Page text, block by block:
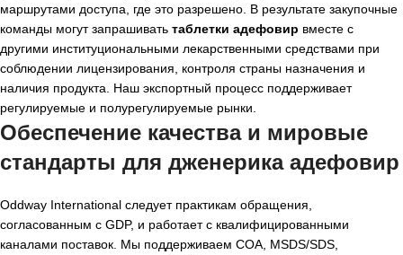
маршрутами доступа, где это разрешено. В результате закупочные
команды могут запрашивать таблетки адефовир вместе с
другими институциональными лекарственными средствами при
соблюдении лицензирования, контроля страны назначения и
наличия продукта. Наш экспортный процесс поддерживает
регулируемые и полурегулируемые рынки.
Обеспечение качества и мировые
стандарты для дженерика адефовир
Oddway International следует практикам обращения,
согласованным с GDP, и работает с квалифицированными
каналами поставок. Мы поддерживаем COA, MSDS/SDS,